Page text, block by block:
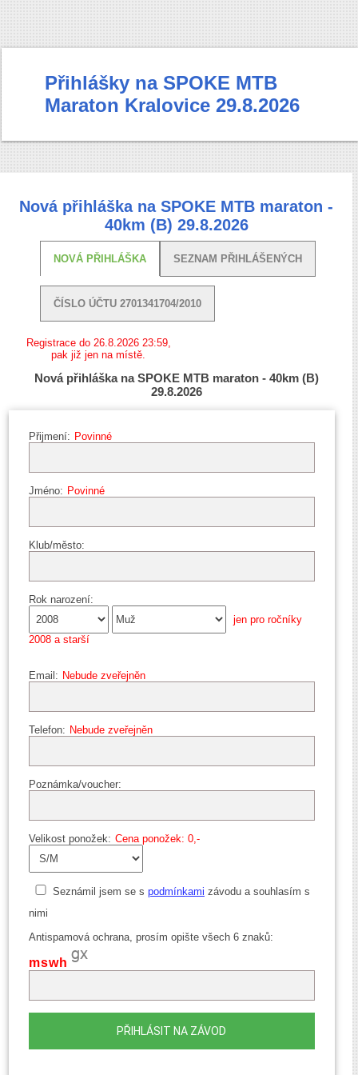
Přihlášky na SPOKE MTB
Maraton Kralovice 29.8.2026
Nová přihláška na SPOKE MTB maraton -
40km (B) 29.8.2026
NOVÁ PŘIHLÁŠKA SEZNAM PŘIHLÁŠENÝCH
ČÍSLO ÚČTU 2701341704/2010
Registrace do 26.8.2026 23:59,
pak již jen na místě.
Nová přihláška na SPOKE MTB maraton - 40km (B)
29.8.2026
Přijmení: Povinné
Jméno: Povinné
Klub/město:
Rok narození:
jen pro ročníky
2008 a starší
Email: Nebude zveřejněn
Telefon: Nebude zveřejněn
Poznámka/voucher:
Velikost ponožek: Cena ponožek: 0,-
Seznámil jsem se s podmínkami závodu a souhlasím s
nimi
Antispamová ochrana, prosím opište všech 6 znaků:
mswh